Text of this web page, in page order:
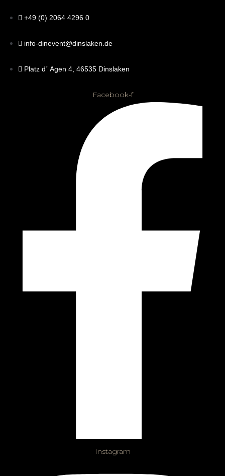
+49 (0) 2064 4296 0
info-dinevent@dinslaken.de
Platz d´ Agen 4, 46535 Dinslaken
Facebook-f
Instagram